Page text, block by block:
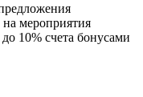
мероприятия
10% счета бонусами